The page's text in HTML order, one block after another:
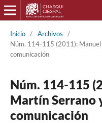
Inicio / Archivos
/
Núm. 114-115 (2011):
comunicación
Núm. 114-115
Martín Serrano
comunicación